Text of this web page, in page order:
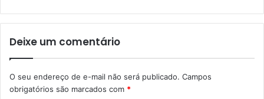
Deixe um comentário
O seu endereço de e-mail não será publicado. Campos
obrigatórios são marcados com *